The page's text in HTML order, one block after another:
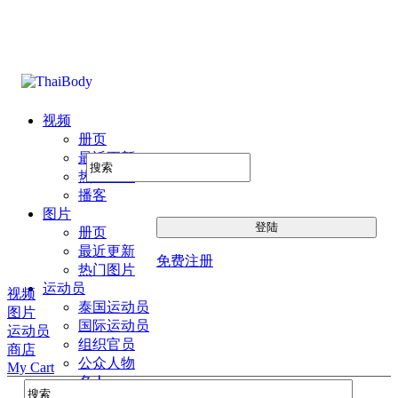
视频
册页
最近更新
热门图片
播客
图片
册页
最近更新
热门图片
运动员
泰国运动员
国际运动员
组织官员
公众人物
名人
免费注册
视频
图片
运动员
商店
My Cart